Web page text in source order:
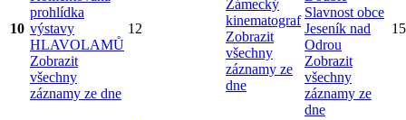
10
prohlídka
výstavy
HLAVOLAMŮ
Zobrazit
všechny
záznamy ze dne
12
Zámecký
kinematograf
Zobrazit
všechny
záznamy ze
dne
Slavnost obce
Jeseník nad
Odrou
Zobrazit
všechny
záznamy ze
dne
15